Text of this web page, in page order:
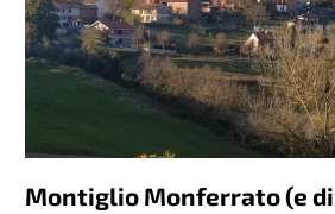
Montiglio Monferrato (e